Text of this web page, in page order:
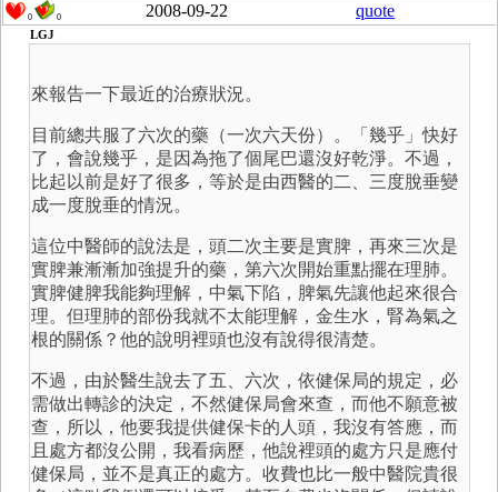
0 0 2008-09-22 quote
LGJ
來報告一下最近的治療狀況。
目前總共服了六次的藥（一次六天份）。「幾乎」快好
了，會說幾乎，是因為拖了個尾巴還沒好乾淨。不過，
比起以前是好了很多，等於是由西醫的二、三度脫垂變
成一度脫垂的情況。
這位中醫師的說法是，頭二次主要是實脾，再來三次是
實脾兼漸漸加強提升的藥，第六次開始重點擺在理肺。
實脾健脾我能夠理解，中氣下陷，脾氣先讓他起來很合
理。但理肺的部份我就不太能理解，金生水，腎為氣之
根的關係？他的說明裡頭也沒有說得很清楚。
不過，由於醫生說去了五、六次，依健保局的規定，必
需做出轉診的決定，不然健保局會來查，而他不願意被
查，所以，他要我提供健保卡的人頭，我沒有答應，而
且處方都沒公開，我看病歷，他說裡頭的處方只是應付
健保局，並不是真正的處方。收費也比一般中醫院貴很